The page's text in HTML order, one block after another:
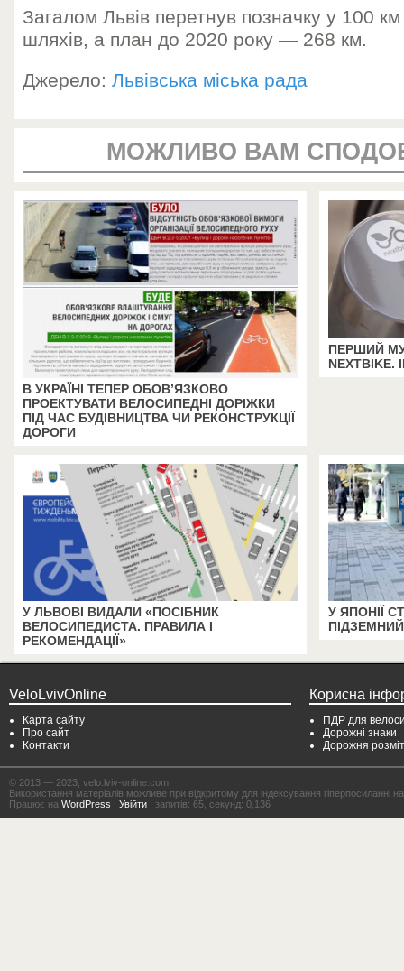
Загалом Львів перетнув позначку у 100
шляхів, а план до 2020 року — 268 км.
Джерело: Львівська міська рада
МОЖЛИВО ВАМ
В УКРАЇНІ ТЕПЕР ОБОВ’ЯЗКОВО
ПРОЕКТУВАТИ ВЕЛОСИПЕДНІ ДОРІЖКИ
ПІД ЧАС БУДІВНИЦТВА ЧИ РЕКОНСТРУКЦІЇ
ДОРОГИ
ПЕРШИЙ
У ЛЬВОВІ ВИДАЛИ «ПОСІБНИК
ВЕЛОСИПЕДИСТА. ПРАВИЛА І
РЕКОМЕНДАЦІЇ»
У ЯПОНІЇ
VeloLvivOnline
Карта сайту
Про сайт
Контакти
Корисна
ПДР для
Дорожні знаки
Дорожня
© 2013 — 2023, velo.lviv-online.com
Використання матеріалів можливе при відкритому для індексування гіперпосиланні
Працює на WordPress Увійти | запитів: 65, секунд: 0,136